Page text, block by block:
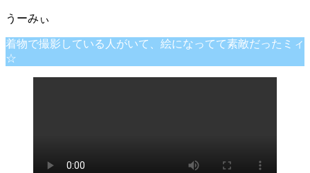
着物で撮影している人がいて、絵になってて素敵だったミィ
☆